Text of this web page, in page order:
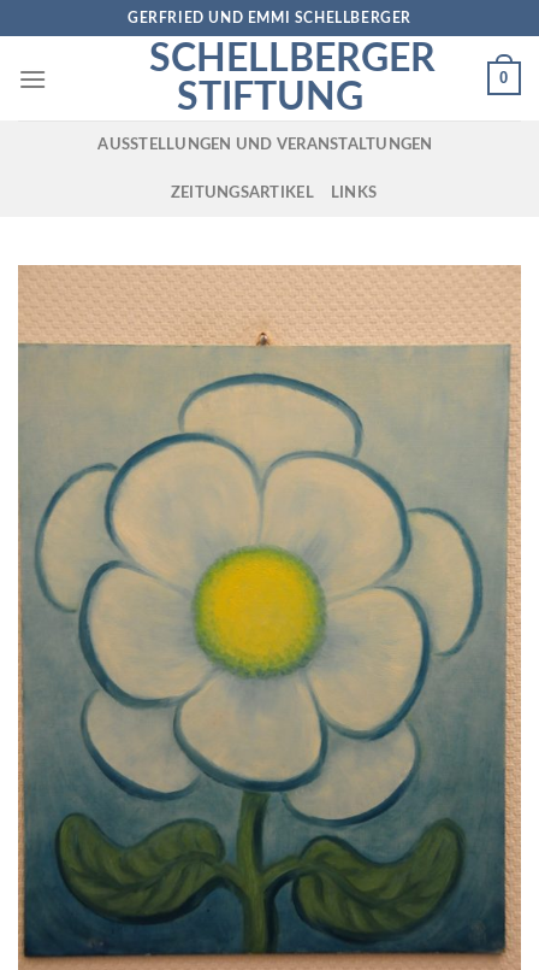
content
GERFRIED UND EMMI SCHELLBERGER
SCHELLBERGER
STIFTUNG
0
AUSSTELLUNGEN UND VERANSTALTUNGEN
ZEITUNGSARTIKEL LINKS